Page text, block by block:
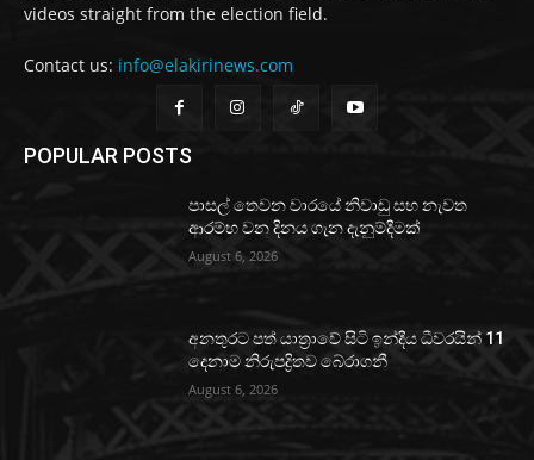
videos straight from the election field.
Contact us: info@elakirinews.com
POPULAR POSTS
පාසල් තෙවන වාරයේ නිවාඩු සහ නැවත
ආරම්භ වන දිනය ගැන දැනුම්දීමක්
August 6, 2026
අනතුරට පත් යාත්‍රාවේ සිටි ඉන්දීය ධීවරයින් 11
දෙනාම නිරුපද්‍රිතව බේරාගනී
August 6, 2026